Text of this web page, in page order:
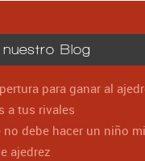
Blog
para ganar al
a tus rivales
no debe hacer un niño
ajedrez